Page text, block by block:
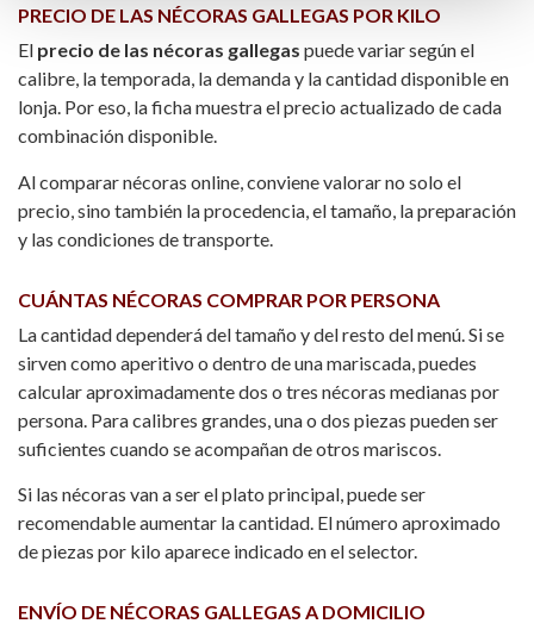
PRECIO DE LAS NÉCORAS GALLEGAS POR KILO
El precio de las nécoras gallegas puede variar según el
calibre, la temporada, la demanda y la cantidad disponible en
lonja. Por eso, la ficha muestra el precio actualizado de cada
combinación disponible.
Al comparar nécoras online, conviene valorar no solo el
precio, sino también la procedencia, el tamaño, la preparación
y las condiciones de transporte.
CUÁNTAS NÉCORAS COMPRAR POR PERSONA
La cantidad dependerá del tamaño y del resto del menú. Si se
sirven como aperitivo o dentro de una mariscada, puedes
calcular aproximadamente dos o tres nécoras medianas por
persona. Para calibres grandes, una o dos piezas pueden ser
suficientes cuando se acompañan de otros mariscos.
Si las nécoras van a ser el plato principal, puede ser
recomendable aumentar la cantidad. El número aproximado
de piezas por kilo aparece indicado en el selector.
ENVÍO DE NÉCORAS GALLEGAS A DOMICILIO